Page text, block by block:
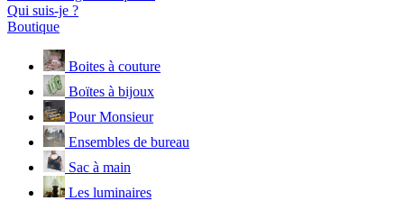
Qui suis-je ?
Boutique
Boites à couture
Boïtes à bijoux
Pour Monsieur
Ensembles de bureau
Sac à main
Les luminaires